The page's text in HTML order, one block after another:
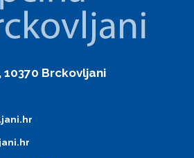
10370 Brckovljani